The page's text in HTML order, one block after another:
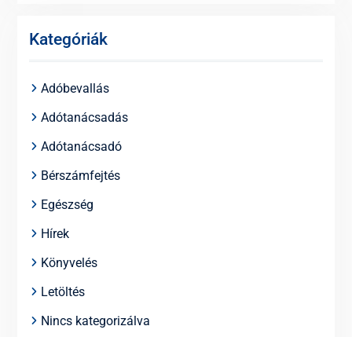
Kategóriák
Adóbevallás
Adótanácsadás
Adótanácsadó
Bérszámfejtés
Egészség
Hírek
Könyvelés
Letöltés
Nincs kategorizálva